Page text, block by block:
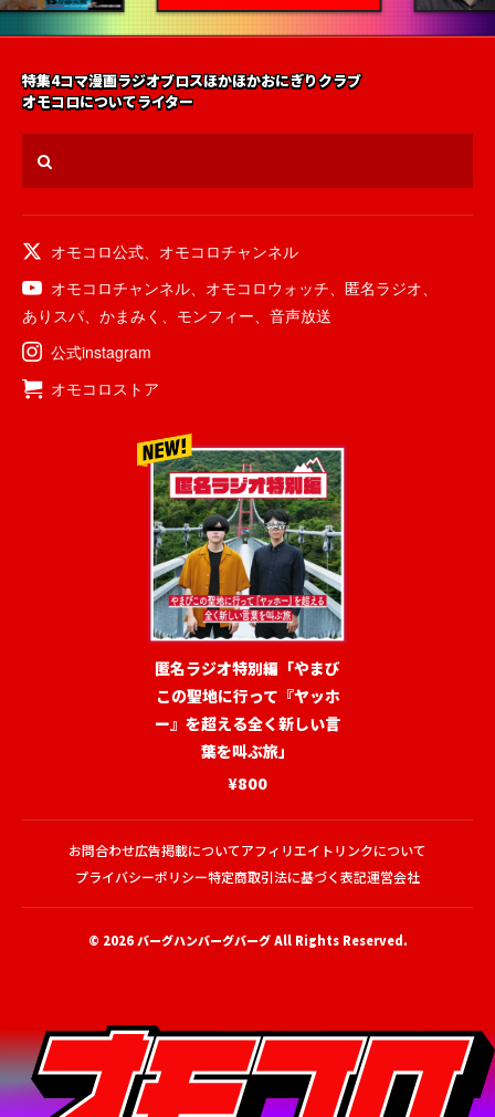
特集4コマ漫画ラジオブロスほかほかおにぎりクラブ
オモコロについてライター
オモコロ公式
オモコロチャンネル
オモコロチャンネル
オモコロウォッチ 匿名ラジオ
ありスパ
かまみく モンフィー
音声放送
公式instagram
オモコロストア
匿名ラジオ特別編「やまび
この聖地に行って『ヤッホ
ー』を超える全く新しい言
葉を叫ぶ旅」
¥800
お問合わせ広告掲載についてアフィリエイトリンクについて
プライバシーポリシー特定商取引法に基づく表記運営会社
© 2026バーグハンバーグバーグAll Rights Reserved.